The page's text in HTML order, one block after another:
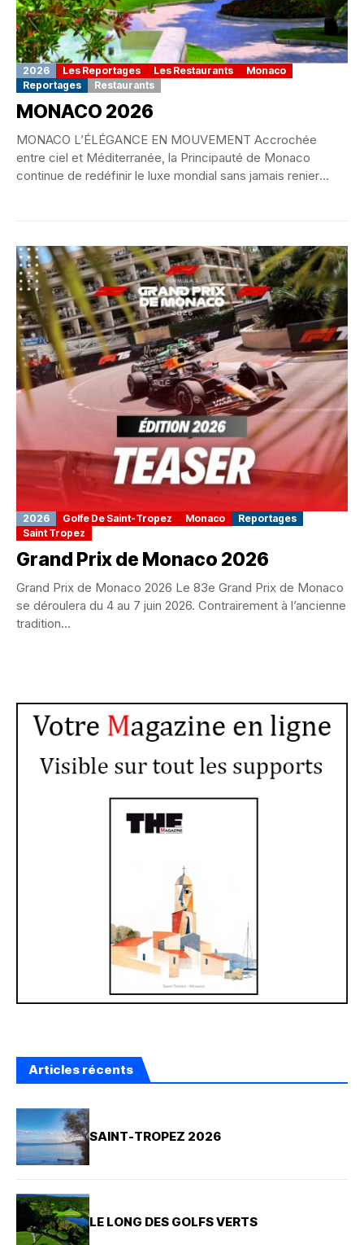
2026 Les Reportages Les Restaurants
Monaco
Reportages
Restaurants
MONACO 2026
MONACO L’ÉLÉGANCE EN MOUVEMENT Accrochée
entre ciel et Méditerranée, la Principauté de Monaco
continue de redéfinir le luxe mondial sans jamais renier
2026 Golfe De Saint-Tropez Monaco
Reportages
Saint Tropez
Grand Prix de Monaco 2026
Grand Prix de Monaco 2026 Le 83e Grand Prix de Monaco
se déroulera du 4 au 7 juin 2026. Contrairement à l’ancienne
tradition...
Articles récents
SAINT-TROPEZ 2026
LE LONG DES GOLFS VERTS